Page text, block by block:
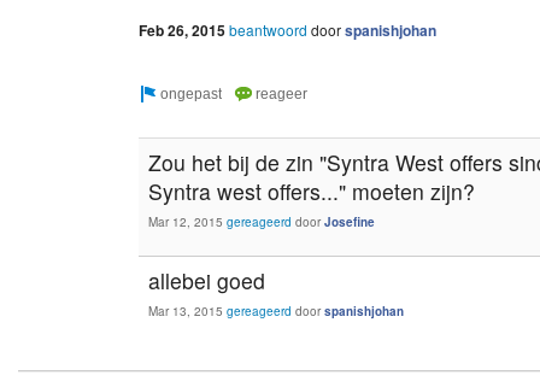
Feb 26, 2015beantwoord doorspanishjohan
Zou het bij de zin "Syntra West offers
Syntra west offers..." moeten zijn?
Mar 12, 2015 gereageerd doorJosefine
allebei goed
Mar 13, 2015 gereageerd doorspanishjohan